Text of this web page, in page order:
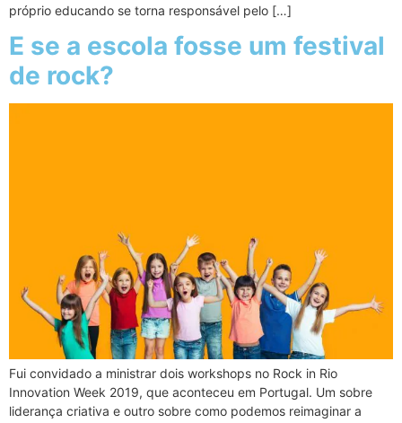
próprio educando se torna responsável pelo […]
E se a escola fosse um festival
de rock?
Fui convidado a ministrar dois workshops no Rock in Rio
Innovation Week 2019, que aconteceu em Portugal. Um sobre
liderança criativa e outro sobre como podemos reimaginar a